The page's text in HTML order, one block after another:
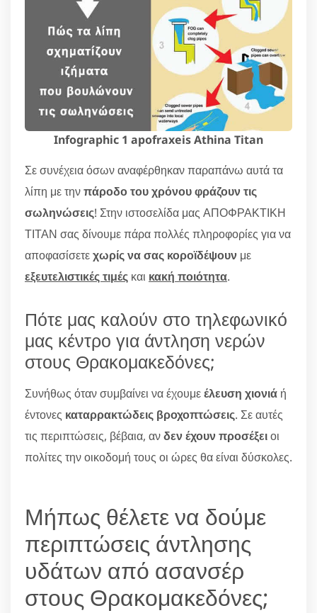
Infographic 1 apofraxeis Athina Titan
Σε συνέχεια όσων αναφέρθηκαν παραπάνω αυτά τα
λίπη με τηνπάροδο του χρόνου φράζουν τις
σωληνώσεις! Στην ιστοσελίδα μας ΑΠΟΦΡΑΚΤΙΚΗ
ΤΙΤΑΝ σας δίνουμε πάρα πολλές πληροφορίες για να
αποφασίσετεχωρίς να σας κοροϊδέψουν με
εξευτελιστικές τιμές και κακή ποιότητα.
Πότε μας καλούν στο τηλεφωνικό
μας κέντρο για άντληση νερών
στους Θρακομακεδόνες;
Συνήθως όταν συμβαίνει να έχουμεέλευση χιονιά ή
έντονες καταρρακτώδεις βροχοπτώσεις. Σε αυτές
τις περιπτώσεις, βέβαια, ανδεν έχουν προσέξειοι
πολίτες την οικοδομή τους οι ώρες θα είναι δύσκολες.
Μήπως θέλετε να δούμε
περιπτώσεις άντλησης
υδάτων από ασανσέρ
στους Θρακομακεδόνες;